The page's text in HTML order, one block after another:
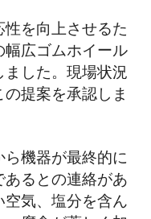
を向上させるた
広ゴムホイール
した。現場状況
提案を承認しま
機器が最終的に
るとの連絡があ
気、塩分を含ん